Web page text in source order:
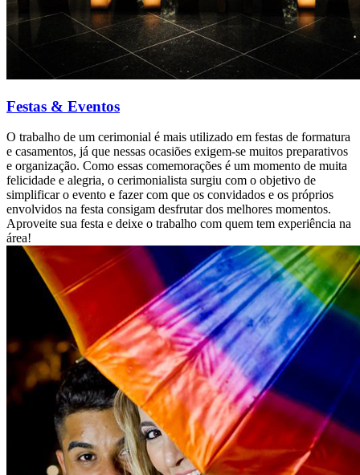
Festas & Eventos
O trabalho de um cerimonial é mais utilizado em festas de formatura
e casamentos, já que nessas ocasiões exigem-se muitos preparativos
e organização. Como essas comemorações é um momento de muita
felicidade e alegria, o cerimonialista surgiu com o objetivo de
simplificar o evento e fazer com que os convidados e os próprios
envolvidos na festa consigam desfrutar dos melhores momentos.
Aproveite sua festa e deixe o trabalho com quem tem experiência na
área!